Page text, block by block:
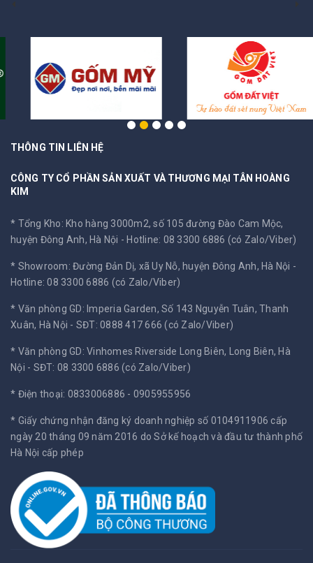
THÔNG TIN LIÊN HỆ
CÔNG TY CỔ PHẦN SẢN XUẤT VÀ THƯƠNG MẠI TÂN HOÀNG
KIM
* Tổng Kho: Kho hàng 3000m2, số 105 đường Đào Cam Mộc,
huyện Đông Anh, Hà Nội - Hotline: 08 3300 6886 (có Zalo/Viber)
* Showroom: Đường Đản Dị, xã Uy Nỗ, huyện Đông Anh, Hà Nội -
Hotline: 08 3300 6886 (có Zalo/Viber)
* Văn phòng GD: Imperia Garden, Số 143 Nguyễn Tuân, Thanh
Xuân, Hà Nội - SĐT: 0888 417 666 (có Zalo/Viber)
* Văn phòng GD: Vinhomes Riverside Long Biên, Long Biên, Hà
Nội - SĐT: 08 3300 6886 (có Zalo/Viber)
* Điện thoại: 0833006886 - 0905955956
* Giấy chứng nhận đăng ký doanh nghiệp số 0104911906 cấp
ngày 20 tháng 09 năm 2016 do Sở kế hoạch và đầu tư thành phố
Hà Nội cấp phép